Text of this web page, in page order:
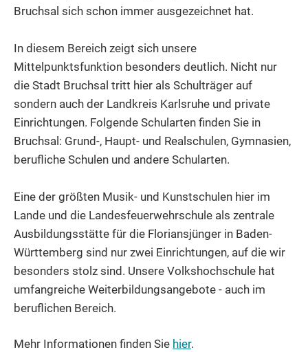
Bruchsal sich schon immer ausgezeichnet hat.
In diesem Bereich zeigt sich unsere
Mittelpunktsfunktion besonders deutlich. Nicht nur
die Stadt Bruchsal tritt hier als Schulträger auf
sondern auch der Landkreis Karlsruhe und private
Einrichtungen. Folgende Schularten finden Sie in
Bruchsal: Grund-, Haupt- und Realschulen, Gymnasien,
berufliche Schulen und andere Schularten.
Eine der größten Musik- und Kunstschulen hier im
Lande und die Landesfeuerwehrschule als zentrale
Ausbildungsstätte für die Floriansjünger in Baden-
Württemberg sind nur zwei Einrichtungen, auf die wir
besonders stolz sind. Unsere Volkshochschule hat
umfangreiche Weiterbildungsangebote - auch im
beruflichen Bereich.
Mehr Informationen finden Sie hier.